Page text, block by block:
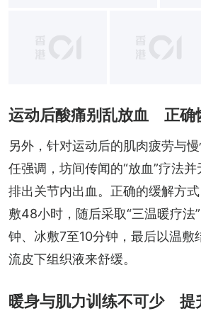
运动后酸痛别乱放血 正确
另外，针对运动后的肌肉疲劳与
任强调，坊间传闻的“放血”疗法
排出关节内出血。正确的缓解方
敷48小时，随后采取“三温暖疗法
钟、冰敷7至10分钟，最后以温敷
流皮下组织液来舒缓。
暖身与肌力训练不可少 提